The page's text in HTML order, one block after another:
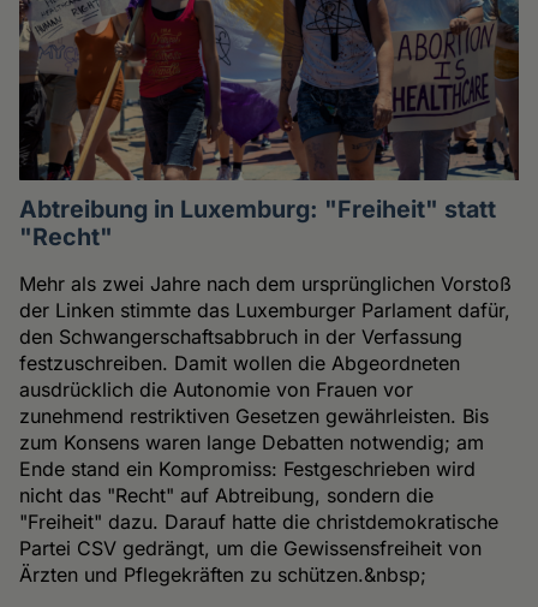
Abtreibung in Luxemburg: "Freiheit" statt
"Recht"
Mehr als zwei Jahre nach dem ursprünglichen Vorstoß
der Linken stimmte das Luxemburger Parlament dafür,
den Schwangerschaftsabbruch in der Verfassung
festzuschreiben. Damit wollen die Abgeordneten
ausdrücklich die Autonomie von Frauen vor
zunehmend restriktiven Gesetzen gewährleisten. Bis
zum Konsens waren lange Debatten notwendig; am
Ende stand ein Kompromiss: Festgeschrieben wird
nicht das "Recht" auf Abtreibung, sondern die
"Freiheit" dazu. Darauf hatte die christdemokratische
Partei CSV gedrängt, um die Gewissensfreiheit von
Ärzten und Pflegekräften zu schützen.&nbsp;